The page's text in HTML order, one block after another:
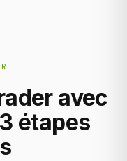
avec
étapes